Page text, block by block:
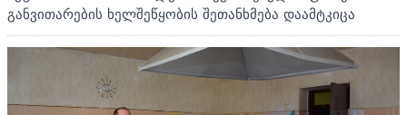
განვითარების ხელშეწყობის შეთანხმება დაამტკიცა